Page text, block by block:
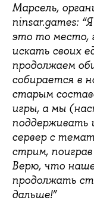
Марсель,
ninsar.games:
это то место,
искать своих
продолжаем
собирается в
старым
игры, а мы
поддерживать
сервер с
стрим,
Верю, что
продолжать
дальше!”